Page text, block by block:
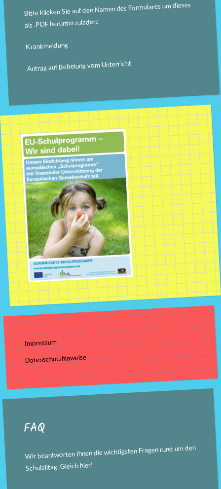
Bitte klicken Sie auf den Namen des Formulares um dieses
als .PDF herunterzuladen:
Krankmeldung
Antrag auf Befreiung vom Unterricht
Impressum
Datenschutzhinweise
FAQ
Wir beantworten Ihnen die wichtigsten Fragen rund um den
Schulalltag. Gleichhier!